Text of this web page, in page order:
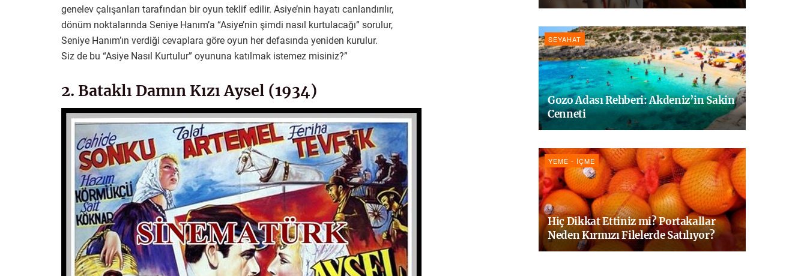
genelev çalışanları tarafından bir oyun teklif edilir. Asiye’nin hayatı canlandırılır,
dönüm noktalarında Seniye Hanım’a “Asiye’nin şimdi nasıl kurtulacağı” sorulur,
Seniye Hanım’ın verdiği cevaplara göre oyun her defasında yeniden kurulur.
Siz de bu “Asiye Nasıl Kurtulur” oyununa katılmak istemez misiniz?”
2. Bataklı Damın Kızı Aysel (1934)
SEYAHAT
Gozo Adası Rehberi: Akdeniz’in Sakin
Cenneti
YEME - İÇME
Hiç Dikkat Ettiniz mi? Portakallar
Neden Kırmızı Filelerde Satılıyor?